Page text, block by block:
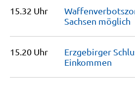
15.32 Uhr
Sachsen möglich
15.20 Uhr
Erzgebirger
Einkommen